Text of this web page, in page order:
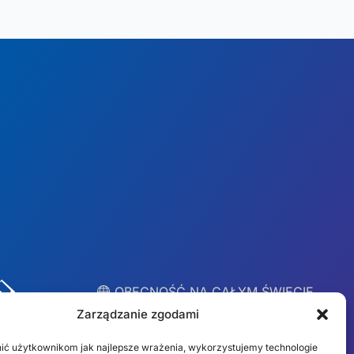
Zarządzanie zgodami
użytkownikom jak najlepsze wrażenia, wykorzystujemy technologie
︎ OBECNOŚĆ NA CAŁYM ŚWIECIE
Lokalne zespoły w 10
krajach